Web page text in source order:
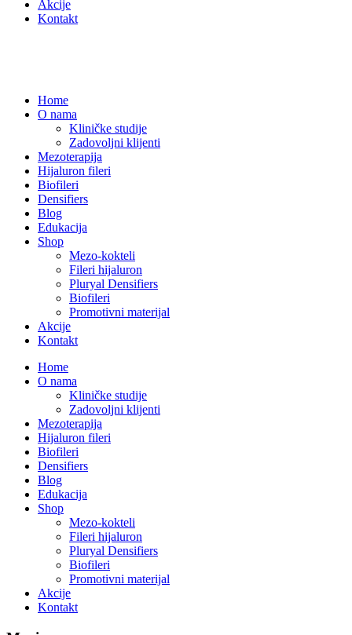
Akcije
Kontakt
Home
O nama
Kliničke studije
Zadovoljni klijenti
Mezoterapija
Hijaluron fileri
Biofileri
Densifiers
Blog
Edukacija
Shop
Mezo-kokteli
Fileri hijaluron
Pluryal Densifiers
Biofileri
Promotivni materijal
Akcije
Kontakt
Home
O nama
Kliničke studije
Zadovoljni klijenti
Mezoterapija
Hijaluron fileri
Biofileri
Densifiers
Blog
Edukacija
Shop
Mezo-kokteli
Fileri hijaluron
Pluryal Densifiers
Biofileri
Promotivni materijal
Akcije
Kontakt